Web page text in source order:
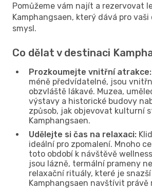
Pomůžeme vám najít a rezervovat
Kamphangsaen, který dává pro
smysl.
Co dělat v destinaci
Prozkoumejte vnitřní atrakce:
méně předvídatelné, jsou
obzvláště lákavé. Muzea,
výstavy a historické budovy
způsob, jak objevovat kulturní
Kamphangsaen.
Udělejte si čas na relaxaci:
ideální pro zpomalení. Mnoho
toto období k návštěvě
jsou lázně, termální prameny
relaxační rituály, které je
Kamphangsaen navštívit právě